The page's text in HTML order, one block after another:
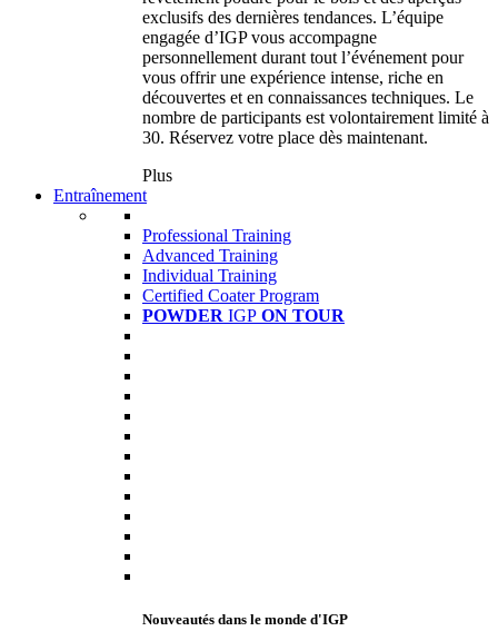
exclusifs des dernières tendances. L’équipe
engagée d’IGP vous accompagne
personnellement durant tout l’événement pour
vous offrir une expérience intense, riche en
découvertes et en connaissances techniques. Le
nombre de participants est volontairement limité à
30. Réservez votre place dès maintenant.
Plus
Entraînement
Professional Training
Advanced Training
Individual Training
Certified Coater Program
POWDER IGP ON TOUR
Nouveautés dans le monde d'IGP